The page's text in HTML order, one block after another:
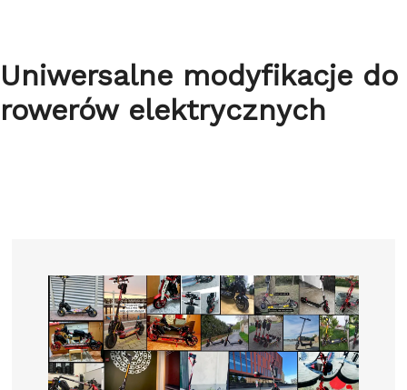
Uniwersalne modyfikacje do
rowerów elektrycznych